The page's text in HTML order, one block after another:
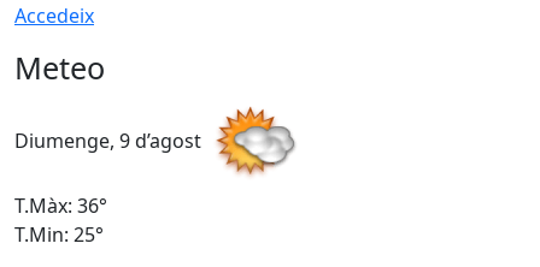
Accedeix
Meteo
Diumenge, 9 d’agost
T.Màx: 36°
T.Min: 25°